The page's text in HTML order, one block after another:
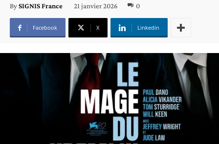
BySIGNIS France 21 janvier 2026 0
Facebook X Linkedin